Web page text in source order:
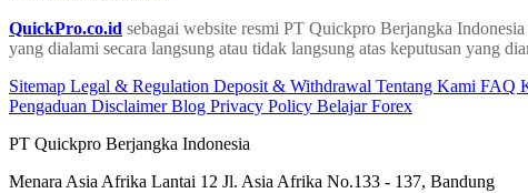
QuickPro.co.id sebagai website resmi PT Quickpro Berjangka
yang dialami secara langsung atau tidak langsung atas keputusan yang
Sitemap Legal & Regulation Deposit & Withdrawal Tentang Kami FAQ
Pengaduan DisclaimerBlog Privacy Policy Belajar Forex
PT Quickpro Berjangka Indonesia
Menara Asia Afrika Lantai 12 Jl. Asia Afrika No.133 - 137, Bandung